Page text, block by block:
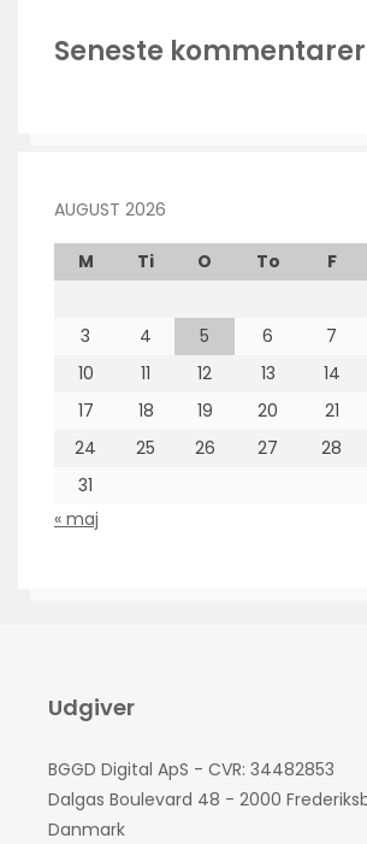
Seneste kommentarer
AUGUST 2026
M Ti O To F
3
4 5 6 7
10
11 12 13 14
17
18 19 20 21
24
25 26 27 28
31
« maj
Udgiver
BGGD Digital ApS - CVR: 34482853
Dalgas Boulevard 48 - 2000
Danmark